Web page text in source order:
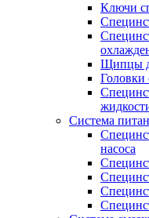
Ключи
Щипцы
Головки
Система
насоса